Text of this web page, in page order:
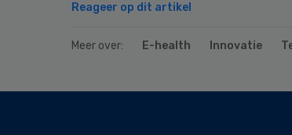
Reageer op dit artikel
Meer over: E-health Innovatie